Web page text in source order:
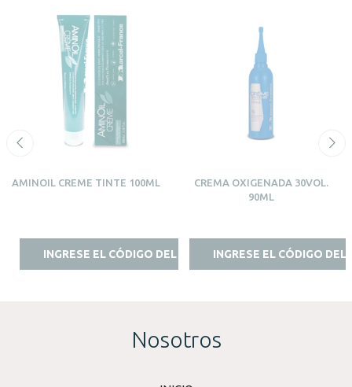
AMINOIL CREME TINTE 100ML
INGRESE EL CÓDIGO DEL ESTILISTA
CREMA OXIGENADA 30VOL.
90ML
INGRESE EL CÓDIGO DEL
Nosotros